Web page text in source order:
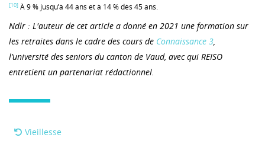
[10] À 9 % jusqu’à 44 ans et à 14 % dès 45 ans.
Ndlr : L'auteur de cet article a donné en 2021 une formation sur
les retraites dans le cadre des cours de Connaissance 3,
l’université des seniors du canton de Vaud, avec qui REISO
entretient un partenariat rédactionnel.
Vieillesse